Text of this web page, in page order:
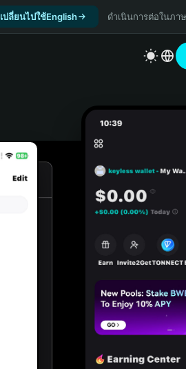
เปลี่ยนไปใช้English ดำเนินการต่อในภา